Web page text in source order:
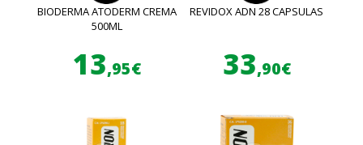
BIODERMA ATODERM CREMA
500ML
13,95€
REVIDOX ADN 28 CAPSULAS
33,90€